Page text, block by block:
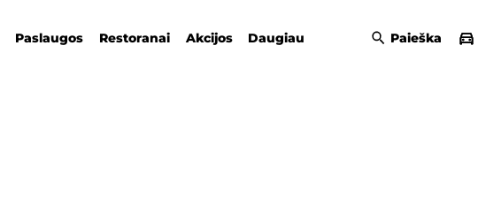
Paslaugos Restoranai Akcijos Daugiau Paieška